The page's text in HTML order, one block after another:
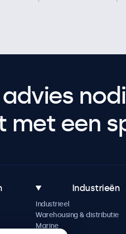
een
Industrieën
Industrieel
Warehousing & distributie
Marine